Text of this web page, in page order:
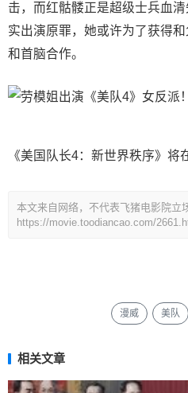
击，而红骷髅正是超级士兵血
实出演原罪，她或许为了获得
和首脑合作。
《美国队长4：新世界秩序》将
本文来自网络，不代表飞猪电影院立
https://movie.toodiancao.com/
漫威 美队
相关文章